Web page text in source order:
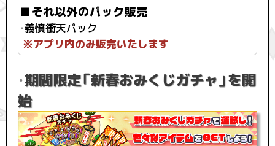
■それ以外のパック販売
・義憤衝天パック
※アプリ内のみ販売いたします
・期間限定「新春おみくじガチャ」を開
始